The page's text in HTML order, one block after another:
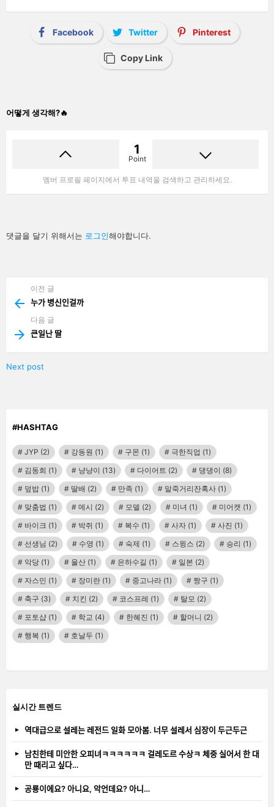
Facebook Twitter Pinterest
Copy Link
어떻게 생각해?🔥
1
Point
멤버 프로필 페이지에서 투표 내역을 검색하고 관리하세요.
답
글
댓글을 달기 위해서는 로그인해야합니다.
more
이전 글
누가 병신인걸까
다음 글
큰일난 딸
Next post
#HASHTAG
JYP (2) 강동원 (1) 구몬 (1) 극한직업 (1)
김동희 (1) 냥냥이 (13) 다이어트 (2) 댕댕이 (8)
덮밥 (1) 딸배 (2) 만족 (1) 말죽거리잔혹사 (1)
맞춤법 (1) 메시 (2) 모델 (2) 미녀 (1) 미어캣 (1)
바이크 (1) 박쥐 (1) 복수 (1) 사자 (1) 사진 (1)
선생님 (2) 수영 (1) 숙제 (1) 스윙스 (2) 승리 (1)
악당 (1) 울산 (1) 은하수길 (1) 일본 (2)
자스민 (1) 장미란 (1) 중고나라 (1) 짱구 (1)
축구 (3) 치킨 (2) 코스프레 (1) 탈모 (2)
포토샵 (1) 학교 (4) 한혜진 (1) 할머니 (2)
행복 (1) 호날두 (1)
실시간 트렌드
역대급으로 설레는 레전드 일화 모아봄. 너무 설레서 심장이 두근두근
남친한테 미안한 오피녀ㅋㅋㅋㅋㅋㅋ 걸레도르 수상ㅋ 체중 실어서 한 대
만 때리고 싶다…
공룡이에요? 아니요, 악언데요? 아니…